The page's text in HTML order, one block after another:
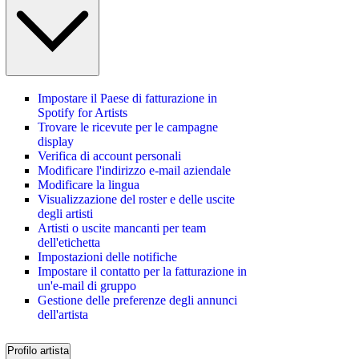
Impostare il Paese di fatturazione in
Spotify for Artists
Trovare le ricevute per le campagne
display
Verifica di account personali
Modificare l'indirizzo e-mail aziendale
Modificare la lingua
Visualizzazione del roster e delle uscite
degli artisti
Artisti o uscite mancanti per team
dell'etichetta
Impostazioni delle notifiche
Impostare il contatto per la fatturazione in
un'e-mail di gruppo
Gestione delle preferenze degli annunci
dell'artista
Profilo artista